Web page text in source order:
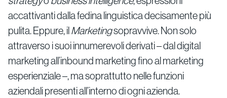
accattivanti dalla fedina linguistica decisamente più
pulita. Eppure, ilMarketingsopravvive. Non solo
attraverso i suoi innumerevoli derivati – dal digital
marketing all’inbound marketing fino al marketing
esperienziale –, ma soprattutto nelle funzioni
aziendali presenti all’interno di ogni azienda.